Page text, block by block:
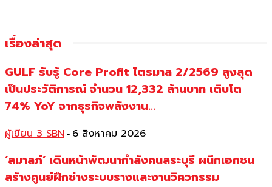
เรื่องล่าสุด
GULF รับรู้ Core Profit ไตรมาส 2/2569 สูงสุด
เป็นประวัติการณ์ จำนวน 12,332 ล้านบาท เติบโต
74% YoY จากธุรกิจพลังงาน...
ผู้เขียน 3 SBN - 6 สิงหาคม 2026
‘สมาสภ์’ เดินหน้าพัฒนากำลังคนสระบุรี ผนึกเอกชน
สร้างศูนย์ฝึกช่างระบบรางและงานวิศวกรรม